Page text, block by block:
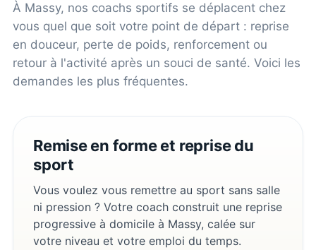
À Massy, nos coachs sportifs se déplacent chez
vous quel que soit votre point de départ : reprise
en douceur, perte de poids, renforcement ou
retour à l'activité après un souci de santé. Voici les
demandes les plus fréquentes.
Remise en forme et reprise du
sport
Vous voulez vous remettre au sport sans salle
ni pression ? Votre coach construit une reprise
progressive à domicile à Massy, calée sur
votre niveau et votre emploi du temps.